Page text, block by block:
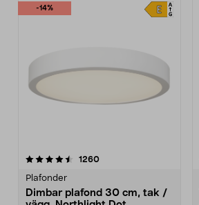
-14%
1260recensioner
Plafonder
Dimbar plafond 30 cm, tak /
4.0 av 5 stjärnor